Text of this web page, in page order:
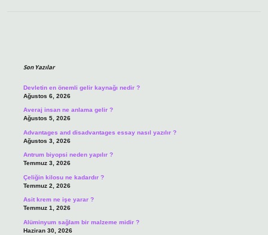
Son Yazılar
Devletin en önemli gelir kaynağı nedir ?
Ağustos 6, 2026
Averaj insan ne anlama gelir ?
Ağustos 5, 2026
Advantages and disadvantages essay nasıl yazılır ?
Ağustos 3, 2026
Antrum biyopsi neden yapılır ?
Temmuz 3, 2026
Çeliğin kilosu ne kadardır ?
Temmuz 2, 2026
Asit krem ne işe yarar ?
Temmuz 1, 2026
Alüminyum sağlam bir malzeme midir ?
Haziran 30, 2026